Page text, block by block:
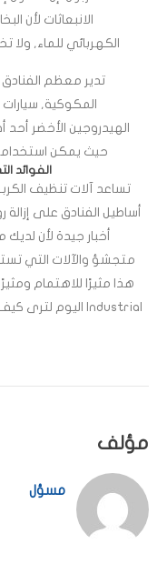
الانبعاثات لأن
الكهربائي للماء, ولا
تدير معظم الفنادق
المكوكية,
الهيدروجين الأخضر
حيث يمكن
الفوائد
أساطيل الفنادق على
أخبار جيدة لأن
متجشؤ والآلات التي
Industrial اليوم لترى كيف
مؤلف
مسؤل